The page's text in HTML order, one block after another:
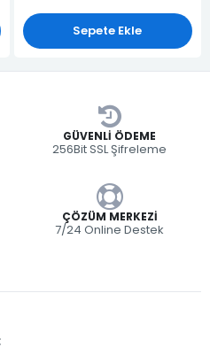
Sepete Ekle
GÜVENLI ÖDEME
256Bit SSL Şifreleme
ÇÖZÜM MERKEZI
7/24 Online Destek